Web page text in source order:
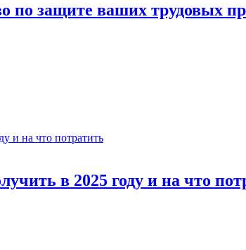
по защите ваших трудовых
в 2025 году и на что